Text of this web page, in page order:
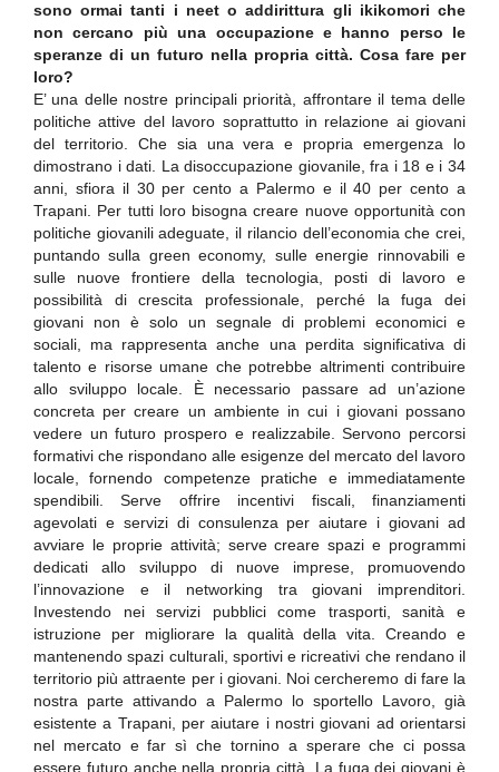
sono ormai tanti i neet o addirittura gli ikikomori che
non cercano più una occupazione e hanno perso le
speranze di un futuro nella propria città. Cosa fare per
loro?
E’ una delle nostre principali priorità, affrontare il tema delle
politiche attive del lavoro soprattutto in relazione ai giovani
del territorio. Che sia una vera e propria emergenza lo
dimostrano i dati. La disoccupazione giovanile, fra i 18 e i 34
anni, sfiora il 30 per cento a Palermo e il 40 per cento a
Trapani. Per tutti loro bisogna creare nuove opportunità con
politiche giovanili adeguate, il rilancio dell’economia che crei,
puntando sulla green economy, sulle energie rinnovabili e
sulle nuove frontiere della tecnologia, posti di lavoro e
possibilità di crescita professionale, perché la fuga dei
giovani non è solo un segnale di problemi economici e
sociali, ma rappresenta anche una perdita significativa di
talento e risorse umane che potrebbe altrimenti contribuire
allo sviluppo locale. È necessario passare ad un’azione
concreta per creare un ambiente in cui i giovani possano
vedere un futuro prospero e realizzabile. Servono percorsi
formativi che rispondano alle esigenze del mercato del lavoro
locale, fornendo competenze pratiche e immediatamente
spendibili. Serve offrire incentivi fiscali, finanziamenti
agevolati e servizi di consulenza per aiutare i giovani ad
avviare le proprie attività; serve creare spazi e programmi
dedicati allo sviluppo di nuove imprese, promuovendo
l’innovazione e il networking tra giovani imprenditori.
Investendo nei servizi pubblici come trasporti, sanità e
istruzione per migliorare la qualità della vita. Creando e
mantenendo spazi culturali, sportivi e ricreativi che rendano il
territorio più attraente per i giovani. Noi cercheremo di fare la
nostra parte attivando a Palermo lo sportello Lavoro, già
esistente a Trapani, per aiutare i nostri giovani ad orientarsi
nel mercato e far sì che tornino a sperare che ci possa
essere futuro anche nella propria città. La fuga dei giovani è